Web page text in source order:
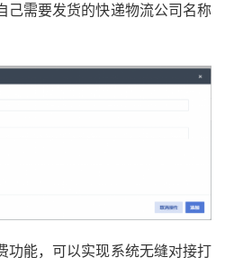
己需要发货的快递物流公司名称
功能，可以实现系统无缝对接打